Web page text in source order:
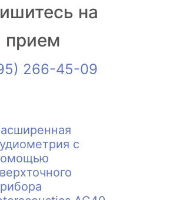
на
прием
266-45-09
с